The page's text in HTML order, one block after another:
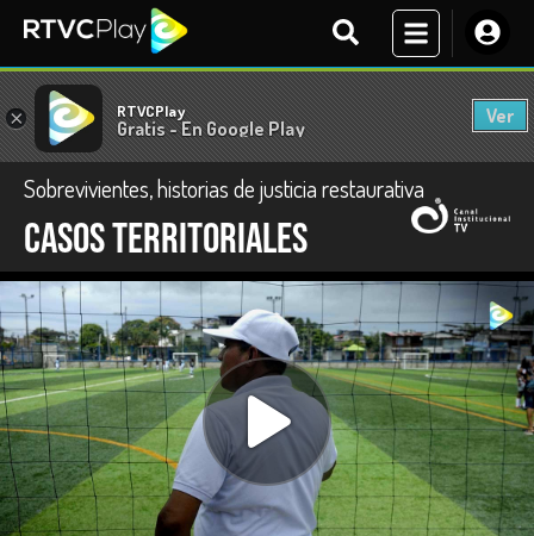
× RTVCPlay
Gratis - En Google Play
Ver
Sobrevivientes, historias de justicia restaurativa
Casos territoriales